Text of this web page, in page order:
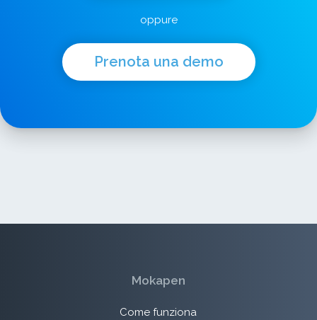
oppure
Prenota una demo
Mokapen
Come funziona